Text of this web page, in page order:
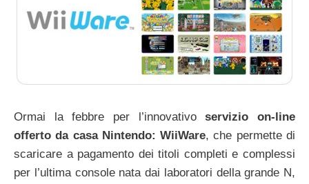
Ormai la febbre per l’innovativoservizio on-line
offerto da casa Nintendo: WiiWare, che permette di
scaricare a pagamento dei titoli completi e complessi
per l’ultima console nata dai laboratori della grande N,